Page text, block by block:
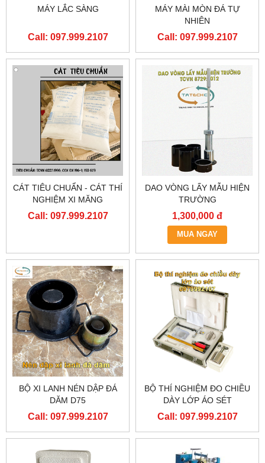
MÁY LẮC SÀNG
Call: 097.999.2107
MÁY MÀI MÒN ĐÁ TỰ
NHIÊN
Call: 097.999.2107
CÁT TIÊU CHUẨN - CÁT THÍ
NGHIỆM XI MĂNG
Call: 097.999.2107
DAO VÒNG LẤY MẪU HIỆN
TRƯỜNG
1,300,000 đ
MUA NGAY
BỘ XI LANH NÉN DẬP ĐÁ
DĂM D75
Call: 097.999.2107
BỘ THÍ NGHIỆM ĐO CHIỀU
DÀY LỚP ÁO SÉT
Call: 097.999.2107